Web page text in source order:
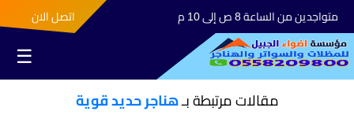
متواجدين من الساعة 8 ص إلى 10 م اتصل الان
☰
مقالات مرتبطة بـهناجر حديد قوية